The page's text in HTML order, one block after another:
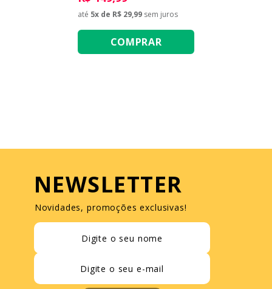
até 5x de R$ 29,99 sem juros
COMPRAR
NEWSLETTER
Novidades, promoções exclusivas!